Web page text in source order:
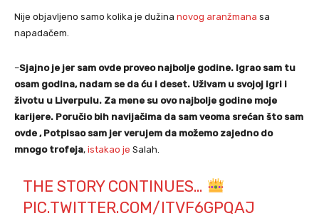
Nije objavljeno samo kolika je dužina novog aranžmana sa
napadačem.
–Sjajno je jer sam ovde proveo najbolje godine. Igrao sam tu
osam godina, nadam se da ću i deset. Uživam u svojoj igri i
životu u Liverpulu. Za mene su ovo najbolje godine moje
karijere. Poručio bih navijačima da sam veoma srećan što sam
ovde , Potpisao sam jer verujem da možemo zajedno do
mnogo trofeja, istakao je Salah.
THE STORY CONTINUES…
PIC.TWITTER.COM/ITVF6GPQAJ